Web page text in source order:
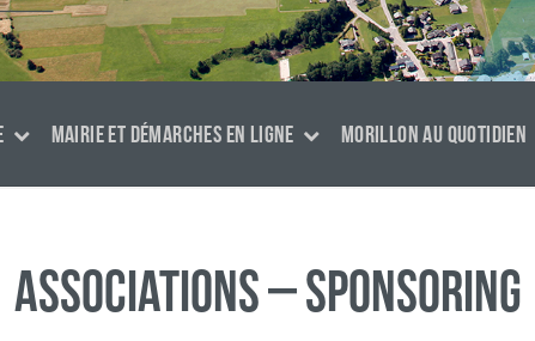
MAIRIE ET DÉMARCHES EN LIGNE MORILLON AU QUOTIDIEN
Associations – sponsoring